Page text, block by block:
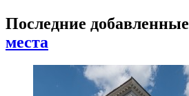
Последние добавленные
места